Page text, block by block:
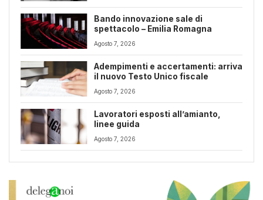
Bando innovazione sale di
spettacolo – Emilia Romagna
Agosto 7, 2026
Adempimenti e accertamenti: arriva
il nuovo Testo Unico fiscale
Agosto 7, 2026
Lavoratori esposti all’amianto,
linee guida
Agosto 7, 2026